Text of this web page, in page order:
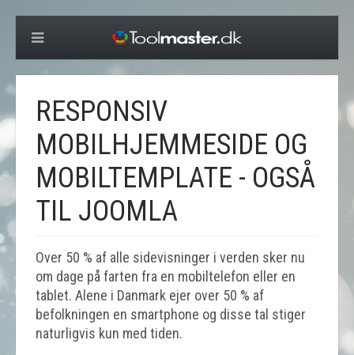
RESPONSIV
MOBILHJEMMESIDE OG
MOBILTEMPLATE - OGSÅ
TIL JOOMLA
Over 50 % af alle sidevisninger i verden sker nu
om dage på farten fra en mobiltelefon eller en
tablet. Alene i Danmark ejer over 50 % af
befolkningen en smartphone og disse tal stiger
naturligvis kun med tiden.